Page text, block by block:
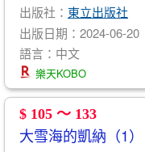
出版社： 東立出版社
出版日期：2024-06-20
語言：中文
樂天KOBO
$ 105 ～ 133
大雪海的凱納（1）